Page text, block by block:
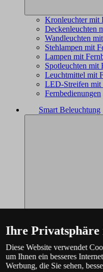
Kronleuchter mit
Deckenleuchten
Wandleuchten
Stehlampen mit
Lampen mit
Spotleuchten mit
Leuchtmittel mit
LED-Streifen mit
Fernbedienungen
Smart Beleuchtung
Ihre Privatsphäre
Diese Website verwendet
um Ihnen ein besseres
Werbung, die Sie sehen,